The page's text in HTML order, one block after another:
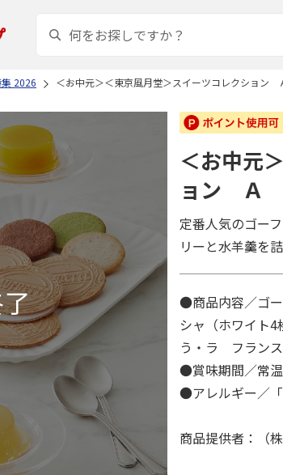
2026 ＜お中元＞＜東京風月堂＞スイーツコレクション
＜お中元
ョン Ａ
定番人気のゴー
リーと水羊羹を
●商品内容／ゴ
シャ（ホワイト
う・ラ フラン
●賞味期間／常
●アレルギー／
商品提供者：（